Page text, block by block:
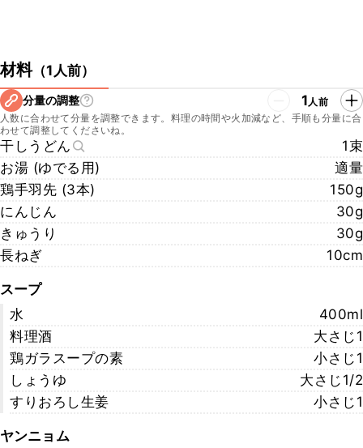
材料（1人前）
分量の調整 1人前
人数に合わせて分量を調整できます。料理の時間や火加減など、手順も分量に合
わせて調整してくださいね。
干しうどん
1束
お湯 (ゆでる用)
適量
鶏手羽先 (3本)
150g
にんじん
30g
きゅうり
30g
長ねぎ
10cm
スープ
水
400ml
料理酒
大さじ1
鶏ガラスープの素
小さじ1
しょうゆ
大さじ1/2
すりおろし生姜
小さじ1
ヤンニョム